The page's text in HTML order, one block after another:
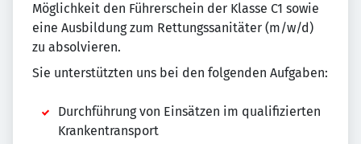
Möglichkeit den Führerschein der Klasse C1 sowie
eine Ausbildung zum Rettungssanitäter (m/w/d)
zu absolvieren.
Sie unterstützten uns bei den folgenden Aufgaben:
Durchführung von Einsätzen im qualifizierten
Krankentransport